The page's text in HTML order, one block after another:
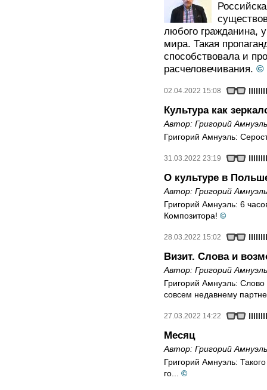
любого гражданина,
мира. Такая
способствовала и
расчеловечивания. ©
02.04.2022 15:08
Культура как
Автор: Григорий Амнуэль
Григорий Амнуэль:
31.03.2022 23:19
О культуре в
Автор: Григорий Амнуэль
Григорий Амнуэль: 6
Композитора! ©
28.03.2022 15:02
Визит. Слова и
Автор: Григорий Амнуэль
Григорий Амнуэль:
совсем недавнему
27.03.2022 14:22
Месяц
Автор: Григорий Амнуэль
Григорий Амнуэль:
го...
©